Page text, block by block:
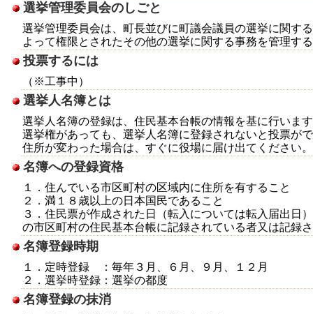
選挙管理委員会のしごと
選挙管理委員会は、町長並びに町議会議員の選挙に関す
よって権限とされたその他の選挙に関する事務を管理す
投票するには
（※工事中）
選挙人名簿とは
選挙人名簿の登録は、住民基本台帳の情報を基に行いま
選挙権があっても、選挙人名簿に登録されないと投票が
住所が変わった場合は、すぐに役場に届け出てください。
名簿への登録資格
１．住んでいる市区町村の区域内に住所を有すること
２．満１８歳以上の日本国民であること
３．住民票が作成された日（転入については転入届出日
の市区町村の住民基本台帳に記録されている者又は記録
名簿登録時期
１．定時登録 ：毎年３月、６月、９月、１２月
２．選挙時登録：選挙の都度
名簿登録の抹消